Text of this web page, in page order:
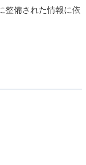
整備された情報に依